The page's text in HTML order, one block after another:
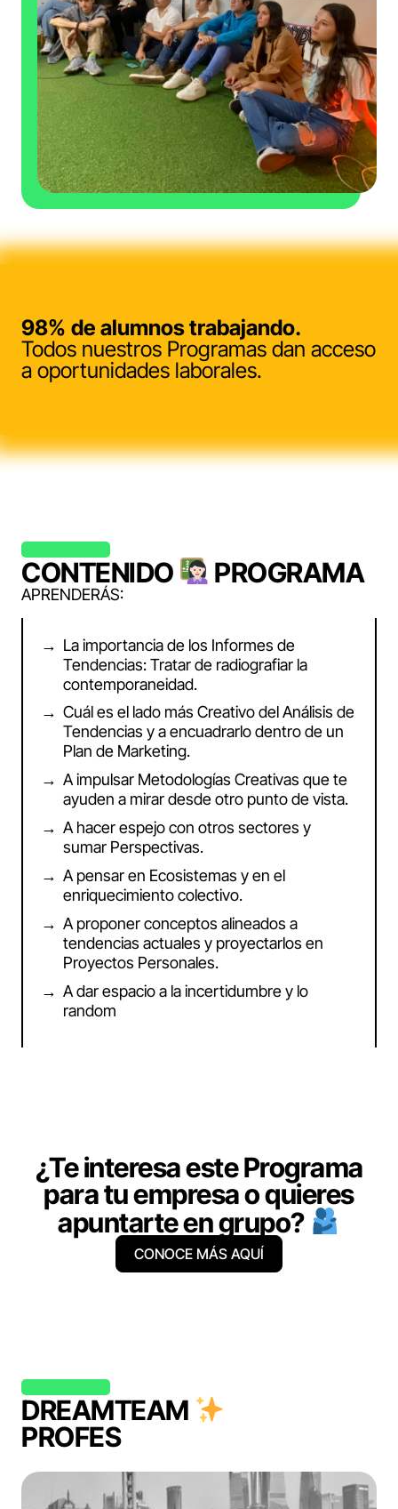
98% de alumnos trabajando.
Todos nuestros Programas dan acceso
a oportunidades laborales.
CONTENIDO PROGRAMA
APRENDERÁS:
La importancia de los Informes de
Tendencias: Tratar de radiografiar la
contemporaneidad.
Cuál es el lado más Creativo del Análisis de
Tendencias y a encuadrarlo dentro de un
Plan de Marketing.
A impulsar Metodologías Creativas que te
ayuden a mirar desde otro punto de vista.
A hacer espejo con otros sectores y
sumar Perspectivas.
A pensar en Ecosistemas y en el
enriquecimiento colectivo.
A proponer conceptos alineados a
tendencias actuales y proyectarlos en
Proyectos Personales.
A dar espacio a la incertidumbre y lo
random
¿Te interesa este Programa
para tu empresa o quieres
apuntarte en grupo?
CONOCE MÁS AQUÍ
DREAMTEAM
PROFES